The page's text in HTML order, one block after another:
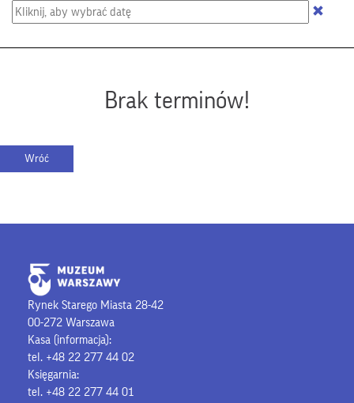
Brak terminów!
Rynek Starego Miasta 28-42
00-272 Warszawa
Kasa (informacja):
tel. +48 22 277 44 02
Księgarnia:
tel. +48 22 277 44 01